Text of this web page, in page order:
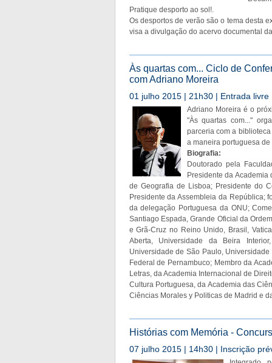
Pratique desporto ao sol!.
Os desportos de verão são o tema desta
visa a divulgação do acervo documental
Às quartas com... Ciclo de
com Adriano Moreira
01 julho 2015 | 21h30 | Entrada livre
Adriano Moreira é o
"Às quartas com..."
parceria com a
a maneira portuguesa de
Biografia:
Doutorado pela
Presidente da
de Geografia de Lisboa; Presidente do
Presidente da Assembleia da República;
da delegação Portuguesa da ONU;
Santiago Espada, Grande Oficial da
e Grã-Cruz no Reino Unido, Brasil,
Aberta, Universidade da Beira
Universidade de São Paulo,
Federal de Pernambuco; Membro da
Letras, da Academia Internacional de
Cultura Portuguesa, da Academia das
Ciências Morales y Politicas de Madrid e
Histórias com Memória -
07 julho 2015 | 14h30 | Inscrição